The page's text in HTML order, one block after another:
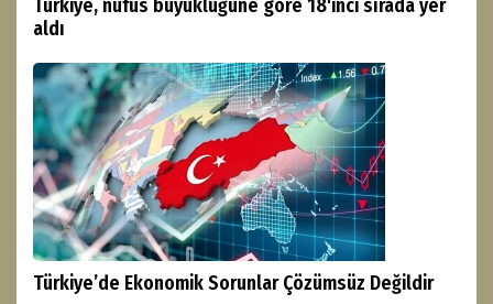
Türkiye, nüfus büyüklüğüne göre 18'inci sırada yer
aldı
Türkiye’de Ekonomik Sorunlar Çözümsüz Değildir